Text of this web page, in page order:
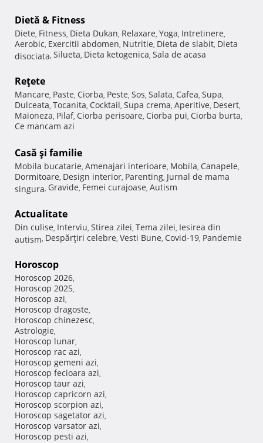
Dietă & Fitness
Diete, Fitness, Dieta Dukan, Relaxare, Yoga, Intretinere,
Aerobic, Exercitii abdomen, Nutritie, Dieta de slabit, Dieta
disociata, Silueta, Dieta ketogenica, Sala de acasa
Reţete
Mancare, Paste, Ciorba, Peste, Sos, Salata, Cafea, Supa,
Dulceata, Tocanita, Cocktail, Supa crema, Aperitive, Desert,
Maioneza, Pilaf, Ciorba perisoare, Ciorba pui, Ciorba burta,
Ce mancam azi
Casă şi familie
Mobila bucatarie, Amenajari interioare, Mobila, Canapele,
Dormitoare, Design interior, Parenting, Jurnal de mama
singura, Gravide, Femei curajoase, Autism
Actualitate
Din culise, Interviu, Stirea zilei, Tema zilei, Iesirea din
autism, Despărţiri celebre, Vesti Bune, Covid-19, Pandemie
Horoscop
Horoscop 2026,
Horoscop 2025,
Horoscop azi,
Horoscop dragoste,
Horoscop chinezesc,
Astrologie,
Horoscop lunar,
Horoscop rac azi,
Horoscop gemeni azi,
Horoscop fecioara azi,
Horoscop taur azi,
Horoscop capricorn azi,
Horoscop scorpion azi,
Horoscop sagetator azi,
Horoscop varsator azi,
Horoscop pesti azi,